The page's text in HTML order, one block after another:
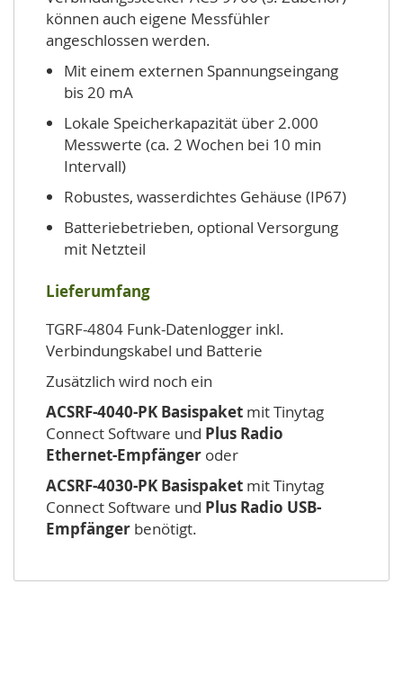
können auch eigene Messfühler
angeschlossen werden.
Mit einem externen Spannungseingang
bis 20 mA
Lokale Speicherkapazität über 2.000
Messwerte (ca. 2 Wochen bei 10 min
Intervall)
Robustes, wasserdichtes Gehäuse (IP67)
Batteriebetrieben, optional Versorgung
mit Netzteil
Lieferumfang
TGRF-4804 Funk-Datenlogger inkl.
Verbindungskabel und Batterie
Zusätzlich wird noch ein
ACSRF-4040-PK Basispaket mit Tinytag
Connect Software und Plus Radio
Ethernet-Empfänger oder
ACSRF-4030-PK Basispaket mit Tinytag
Connect Software und Plus Radio USB-
Empfänger benötigt.